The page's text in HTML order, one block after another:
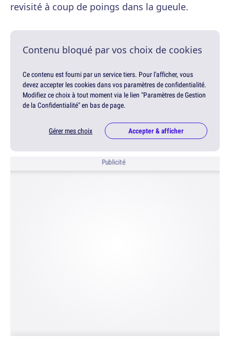
revisité à coup de poings dans la gueule.
Contenu bloqué par vos choix de cookies
Ce contenu est fourni par un service tiers. Pour l'afficher, vous
devez accepter les cookies dans vos paramètres de confidentialité.
Modifiez ce choix à tout moment via le lien "Paramètres de Gestion
de la Confidentialité" en bas de page.
Gérer mes choix Accepter & afficher
Publicité